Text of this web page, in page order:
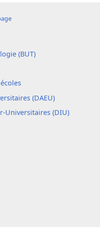
(BUT)
(DAEU)
Universitaires (DIU)